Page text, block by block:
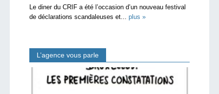
Le diner du CRIF a été l’occasion d’un nouveau festival
de déclarations scandaleuses et... plus »
L’agence vous parle